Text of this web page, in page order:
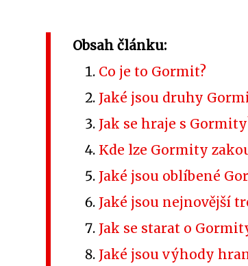
Obsah článku:
Co je to Gormit?
Jaké jsou druhy
Jak se hraje s
Kde lze Gormity
Jaké jsou oblíbené
Jaké jsou nejnovější
Jak se starat o
Jaké jsou výhody